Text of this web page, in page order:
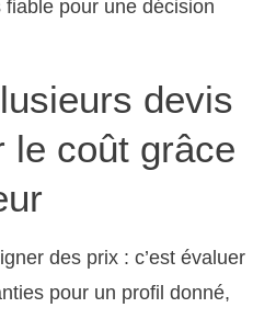
pour une décision
devis
le coût grâce
des prix : c’est évaluer
pour un profil donné,